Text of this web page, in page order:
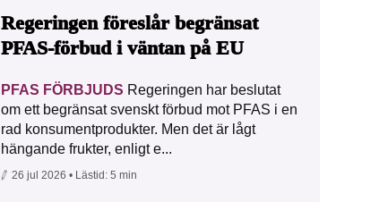
Regeringen föreslår begränsat
PFAS-förbud i väntan på EU
PFAS FÖRBJUDS Regeringen har beslutat
om ett begränsat svenskt förbud mot PFAS i en
rad konsumentprodukter. Men det är lågt
hängande frukter, enligt e...
26 jul 2026 • Lästid: 5 min